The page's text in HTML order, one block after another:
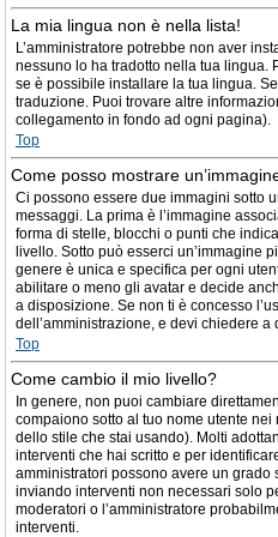
La mia lingua non è nella lista!
L’amministratore potrebbe non aver
nessuno lo ha tradotto nella tua lingua.
se è possibile installare la tua lingua.
traduzione. Puoi trovare altre
collegamento in fondo ad ogni pagina).
Top
Come posso mostrare
Ci possono essere due immagini sotto
messaggi. La prima è l’immagine
forma di stelle, blocchi o punti che
livello. Sotto può esserci un’immagine
genere è unica e specifica per ogni
abilitare o meno gli avatar e decide
a disposizione. Se non ti è concesso
dell’amministrazione, e devi chiedere a
Top
Come cambio il mio livello?
In genere, non puoi cambiare
compaiono sotto al tuo nome utente
dello stile che stai usando). Molti
interventi che hai scritto e per
amministratori possono avere un grado
inviando interventi non necessari solo
moderatori o l’amministratore
interventi.